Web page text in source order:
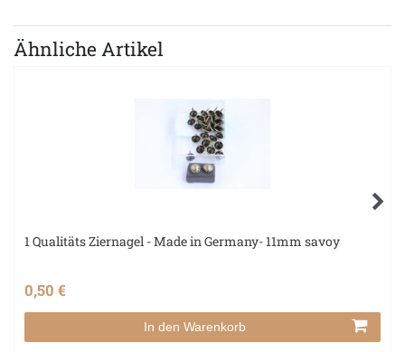
Ähnliche Artikel
1 Qualitäts Ziernagel - Made in Germany- 11mm savoy
0,50 €
In den Warenkorb